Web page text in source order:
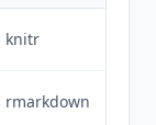
knitr
rmarkdown